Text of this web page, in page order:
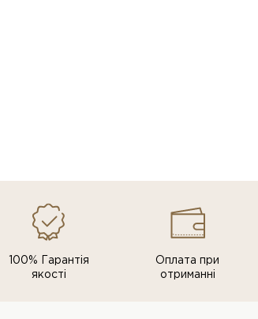
100% Гарантія
якості
Оплата при
отриманні